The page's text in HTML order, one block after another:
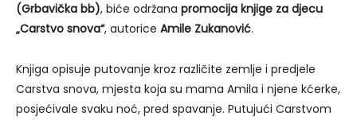
(Grbavička bb), biće održana promocija knjige za djecu
„Carstvo snova“, autorice Amile Zukanović.
Knjiga opisuje putovanje kroz različite zemlje i predjele
Carstva snova, mjesta koja su mama Amila i njene kćerke,
posjećivale svaku noć, pred spavanje. Putujući Carstvom